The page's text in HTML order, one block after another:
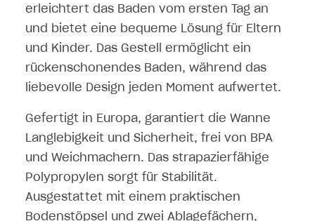
erleichtert das Baden vom ersten Tag an
und bietet eine bequeme Lösung für Eltern
und Kinder. Das Gestell ermöglicht ein
rückenschonendes Baden, während das
liebevolle Design jeden Moment aufwertet.
Gefertigt in Europa, garantiert die Wanne
Langlebigkeit und Sicherheit, frei von BPA
und Weichmachern. Das strapazierfähige
Polypropylen sorgt für Stabilität.
Ausgestattet mit einem praktischen
Bodenstöpsel und zwei Ablagefächern,